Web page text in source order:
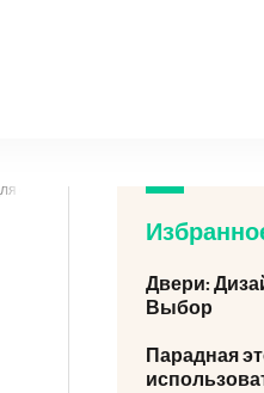
офиса или дома
Двери:
Выбор
Парадная